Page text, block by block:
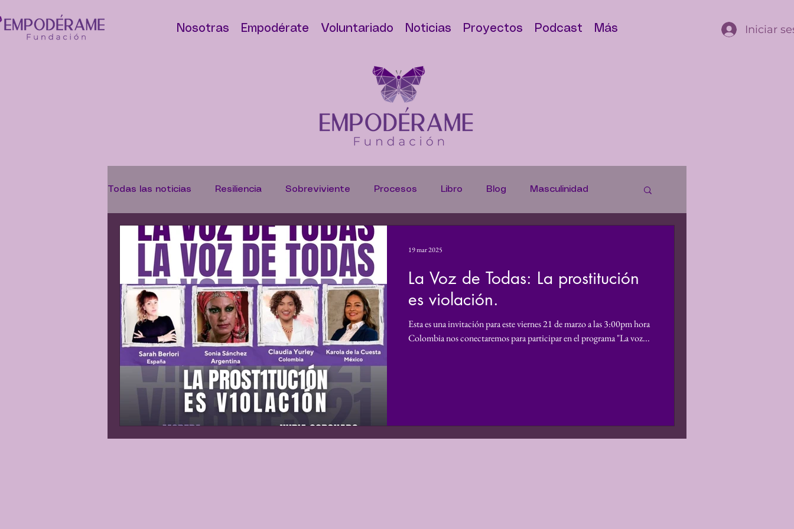
Nosotras Empodérate Voluntariado Noticias Proyectos Podcast Más Iniciar
Todas las noticias Resiliencia Sobreviviente Procesos Libro Blog Masculinidad
Abolicionismo Campañas Denuncias Trata de Personas
Matrimonio Infantil Genero Derechos Humanos Podcast Violencia de Género
Explotación sexual Líder Reconocimiento Informe Voz propia
Justicia Social Revista Donaciones
La Voz de Todas: La prostitución
es violación.
Esta es una invitación para este viernes 21 de marzo a las 3:00pm hora
Colombia nos conectaremos para participar en el programa "La voz...
19 mar 2025